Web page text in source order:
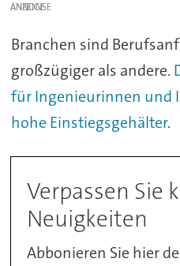
ANZEIGE
Branchen sind
großzügiger als andere.
für Ingenieurinnen und
hohe Einstiegsgehälter.
Verpassen Sie
Neuigkeiten
Abbonieren Sie hier